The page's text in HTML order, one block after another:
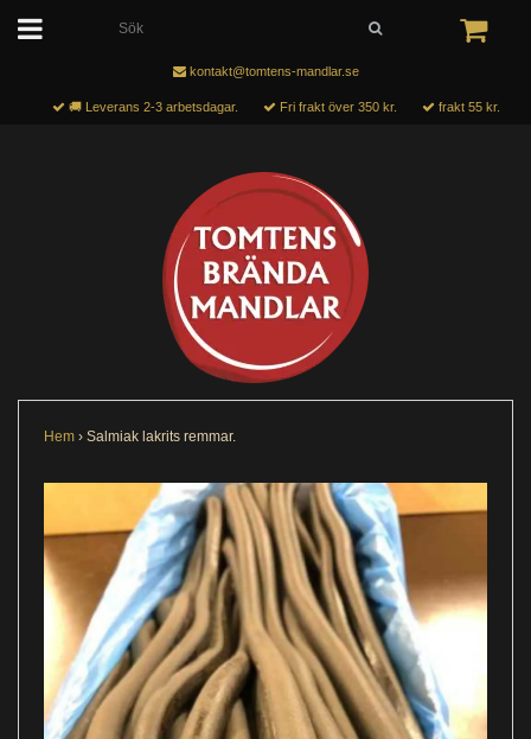
kontakt@tomtens-mandlar.se
🚚 Leverans 2-3 arbetsdagar. Fri frakt över 350 kr. frakt 55 kr.
Hem › Salmiak lakrits remmar.